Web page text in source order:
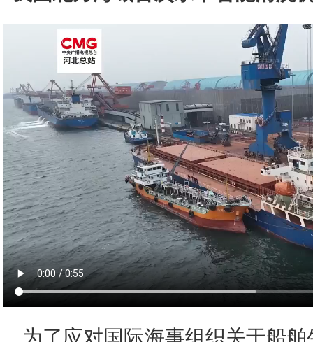
为了应对国际海事组织关于船